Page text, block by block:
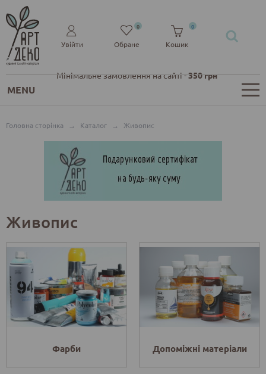
Мінімальне замовлення на сайті -350 грн
Увійти Обране
0
Кошик
0
MENU
Головна сторінка → Каталог → Живопис
Живопис
Фарби Допоміжні матеріали